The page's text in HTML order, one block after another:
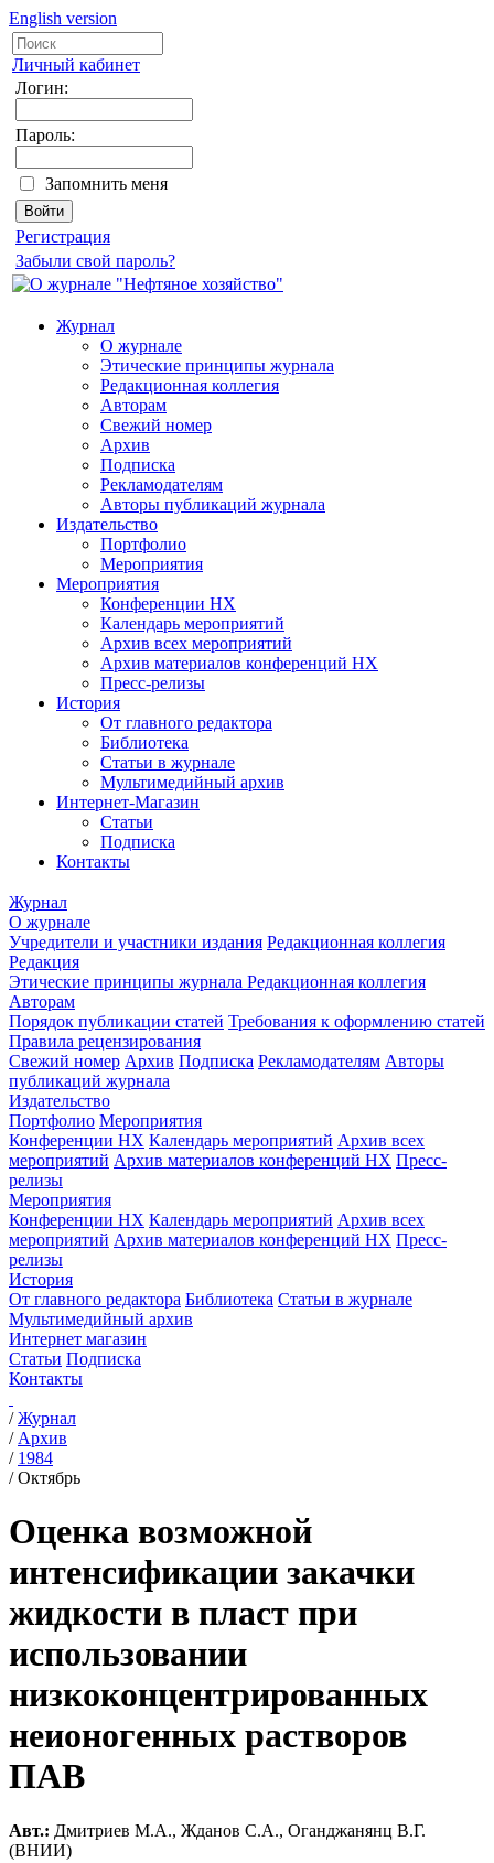
English version
Личный кабинет
Логин:
Пароль:
Запомнить меня
Регистрация
Забыли свой пароль?
Журнал
О журнале
Этические принципы журнала
Редакционная коллегия
Авторам
Свежий номер
Архив
Подписка
Рекламодателям
Авторы публикаций журнала
Издательство
Портфолио
Мероприятия
Мероприятия
Конференции НХ
Календарь мероприятий
Архив всех мероприятий
Архив материалов конференций НХ
Пресс-релизы
История
От главного редактора
Библиотека
Статьи в журнале
Мультимедийный архив
Интернет-Магазин
Статьи
Подписка
Контакты
Журнал
О журнале
Учредители и участники издания Редакционная коллегия
Редакция
Этические принципы журнала Редакционная коллегия
Авторам
Порядок публикации статей Требования к оформлению статей
Правила рецензирования
Свежий номер Архив Подписка Рекламодателям Авторы
публикаций журнала
Издательство
Портфолио Мероприятия
Конференции НХ Календарь мероприятий Архив всех
мероприятий Архив материалов конференций НХ Пресс-
релизы
Мероприятия
Конференции НХ Календарь мероприятий Архив всех
мероприятий Архив материалов конференций НХ Пресс-
релизы
История
От главного редактора Библиотека Статьи в журнале
Мультимедийный архив
Интернет магазин
Статьи Подписка
Контакты
/Журнал
/ Архив
/ 1984
/Октябрь
Оценка возможной
интенсификации закачки
жидкости в пласт при
использовании
низкоконцентрированных
неионогенных растворов
ПАВ
Авт.: Дмитриев М.А., Жданов С.А., Оганджанянц В.Г.
(ВНИИ)